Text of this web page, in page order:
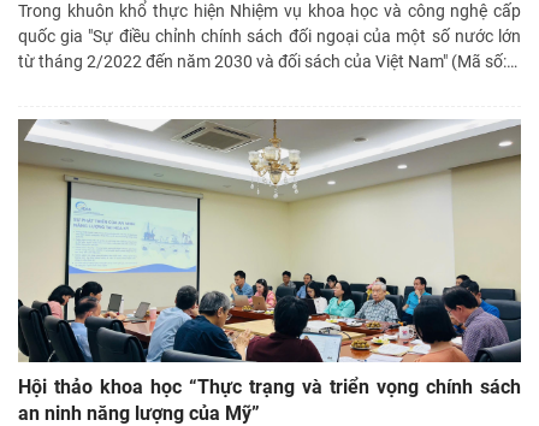
Trong khuôn khổ thực hiện Nhiệm vụ khoa học và công nghệ cấp
quốc gia "Sự điều chỉnh chính sách đối ngoại của một số nước lớn
từ tháng 2/2022 đến năm 2030 và đối sách của Việt Nam" (Mã số:…
Hội thảo khoa học “Thực trạng và triển vọng chính sách
an ninh năng lượng của Mỹ”